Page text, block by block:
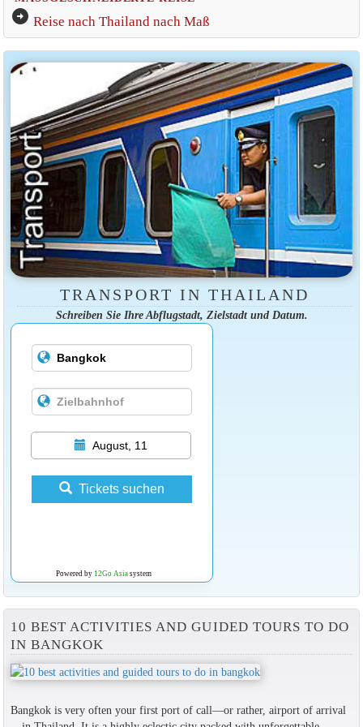
arrow_circle_right Reise nach Thailand nach Maß
TRANSPORT IN THAILAND
Schreiben Sie Ihre Abflugstadt, Zielstadt und Datum.
August, 11
Tickets suchen
Powered by 12Go Asiasystem
10 BEST ACTIVITIES AND GUIDED TOURS TO DO
IN BANGKOK
Bangkok is very often your first port of call—or rather, airport of arrival